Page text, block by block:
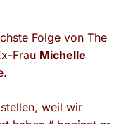
Folge von The
Frau Michelle
weil wir